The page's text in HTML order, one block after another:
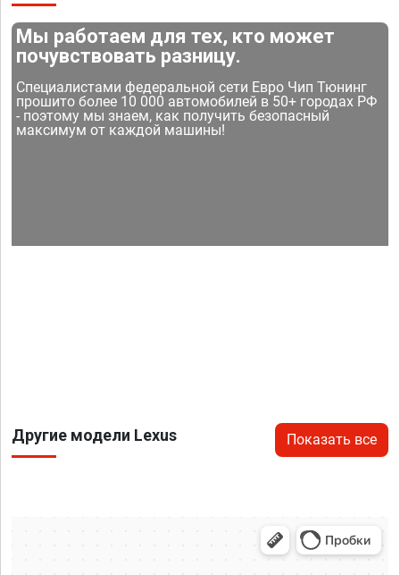
Мы работаем для тех, кто может
почувствовать разницу.
Специалистами федеральной сети Евро Чип Тюнинг
прошито более 10 000 автомобилей в 50+ городах РФ
- поэтому мы знаем, как получить безопасный
максимум от каждой машины!
Другие модели Lexus Показать все